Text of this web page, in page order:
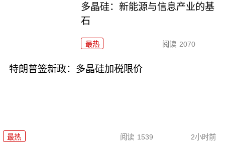
多晶硅：新能源与信息产业的基
石
最热 阅读 2070
特朗普签新政：多晶硅加税限价
最热 阅读 1539 2小时前